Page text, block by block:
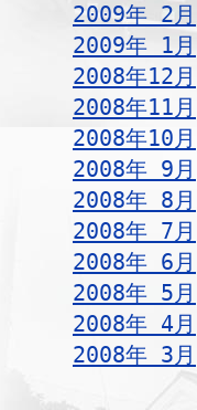
2009年 2月
2009年 1月
2008年12月
2008年11月
2008年10月
2008年 9月
2008年 8月
2008年 7月
2008年 6月
2008年 5月
2008年 4月
2008年 3月